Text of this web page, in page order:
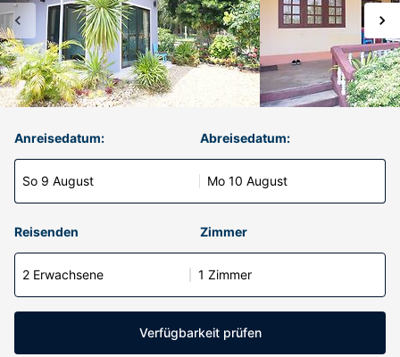
Anreisedatum:
So 9 August
Abreisedatum:
Mo 10 August
Reisenden Zimmer
2 Erwachsene 1 Zimmer
Verfügbarkeit prüfen